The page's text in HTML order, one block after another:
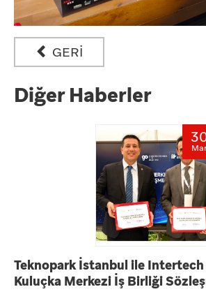
GERİ
Diğer Haberler
Teknopark İstanbul ile Intertech
Kuluçka Merkezi İş Birliği